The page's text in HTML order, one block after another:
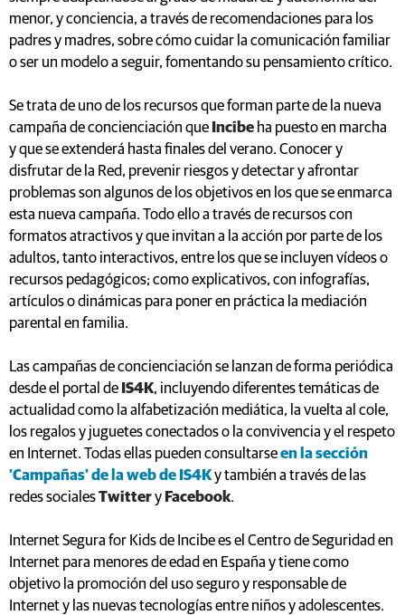
menor, y conciencia, a través de recomendaciones para los
padres y madres, sobre cómo cuidar la comunicación familiar
o ser un modelo a seguir, fomentando su pensamiento crítico.
Se trata de uno de los recursos que forman parte de la nueva
campaña de concienciación que Incibe ha puesto en marcha
y que se extenderá hasta finales del verano. Conocer y
disfrutar de la Red, prevenir riesgos y detectar y afrontar
problemas son algunos de los objetivos en los que se enmarca
esta nueva campaña. Todo ello a través de recursos con
formatos atractivos y que invitan a la acción por parte de los
adultos, tanto interactivos, entre los que se incluyen vídeos o
recursos pedagógicos; como explicativos, con infografías,
artículos o dinámicas para poner en práctica la mediación
parental en familia.
Las campañas de concienciación se lanzan de forma periódica
desde el portal de IS4K, incluyendo diferentes temáticas de
actualidad como la alfabetización mediática, la vuelta al cole,
los regalos y juguetes conectados o la convivencia y el respeto
en Internet. Todas ellas pueden consultarseen la sección
'Campañas' de la web de IS4Ky también a través de las
redes socialesTwittery Facebook.
Internet Segura for Kids de Incibe es el Centro de Seguridad en
Internet para menores de edad en España y tiene como
objetivo la promoción del uso seguro y responsable de
Internet y las nuevas tecnologías entre niños y adolescentes.